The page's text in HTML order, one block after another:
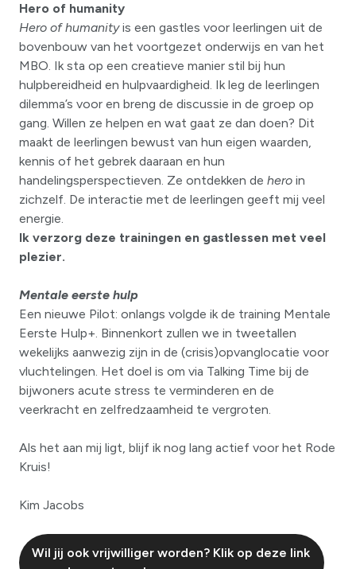
Hero of humanity
Hero of humanityis een gastles voor leerlingen uit de
bovenbouw van het voortgezet onderwijs en van het
MBO. Ik sta op een creatieve manier stil bij hun
hulpbereidheid en hulpvaardigheid. Ik leg de leerlingen
dilemma’s voor en breng de discussie in de groep op
gang. Willen ze helpen en wat gaat ze dan doen? Dit
maakt de leerlingen bewust van hun eigen waarden,
kennis of het gebrek daaraan en hun
handelingsperspectieven. Ze ontdekken de hero in
zichzelf. De interactie met de leerlingen geeft mij veel
energie.
Ik verzorg deze trainingen en gastlessen met veel
plezier.
Mentale eerste hulp
Een nieuwe Pilot: onlangs volgde ik de training Mentale
Eerste Hulp+. Binnenkort zullen we in tweetallen
wekelijks aanwezig zijn in de (crisis)opvanglocatie voor
vluchtelingen. Het doel is om via Talking Time bij de
bijwoners acute stress te verminderen en de
veerkracht en zelfredzaamheid te vergroten.
Als het aan mij ligt, blijf ik nog lang actief voor het Rode
Kruis!
Kim Jacobs
Wil jij ook vrijwilliger worden? Klik op deze link